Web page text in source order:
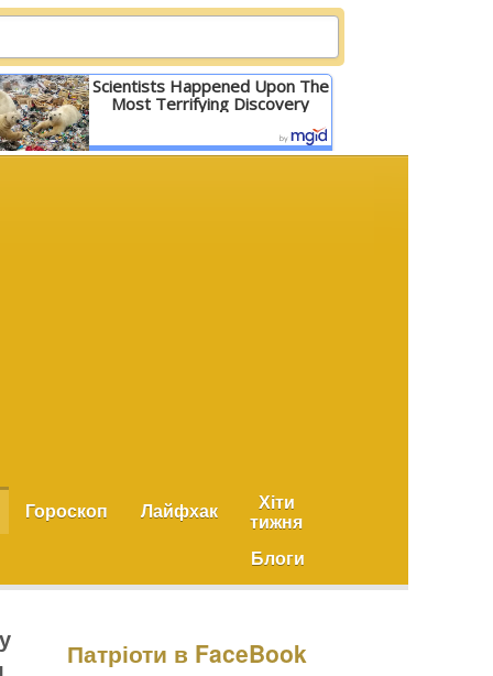
Scientists Happened Upon The
Most Terrifying Discovery
Детальніше
Гороскоп Лайфхак Хіти
тижня
Блоги
Патріоти в FaceBook